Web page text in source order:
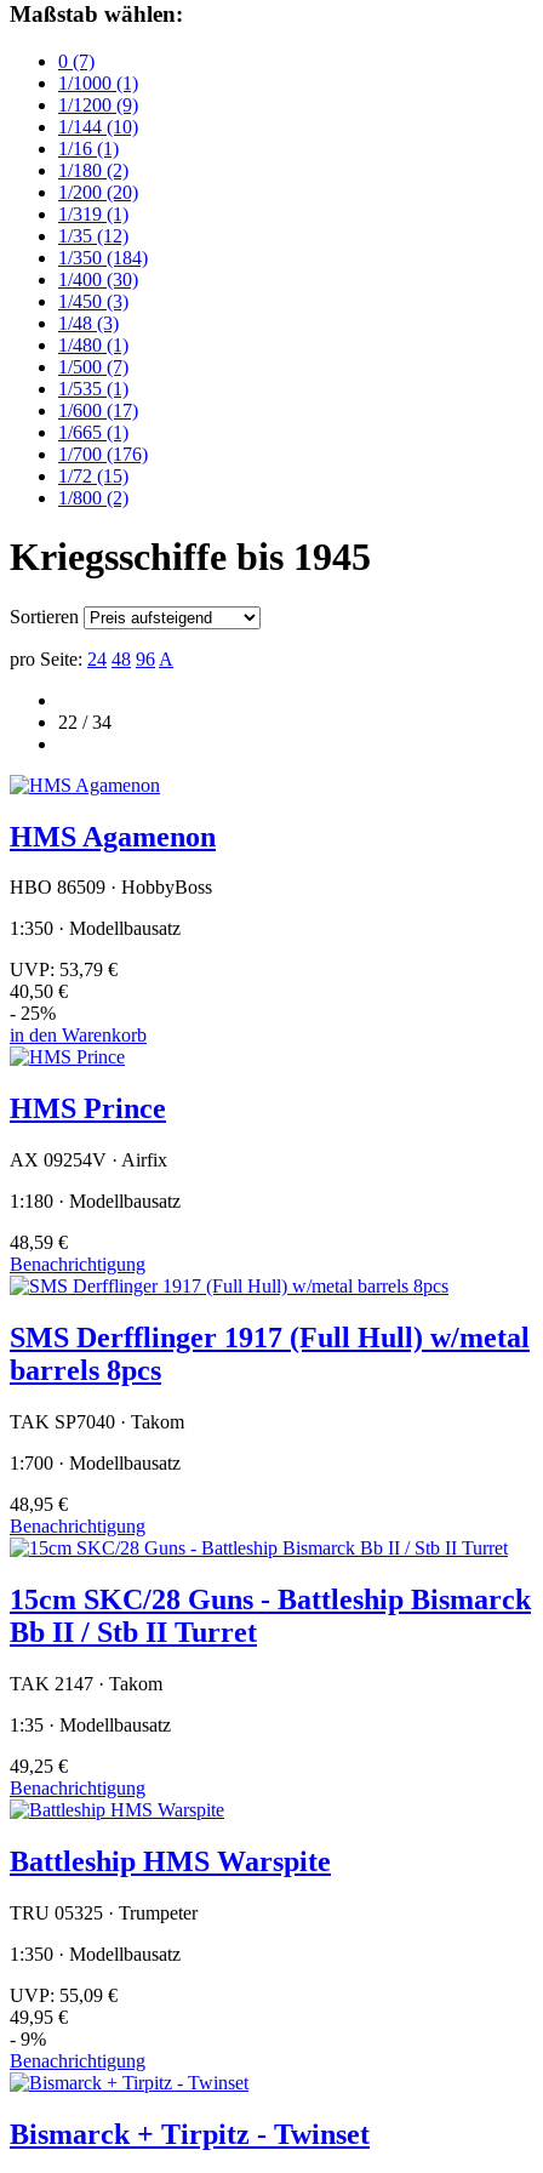
Maßstab wählen:
0 (7)
1/1000 (1)
1/1200 (9)
1/144 (10)
1/16 (1)
1/180 (2)
1/200 (20)
1/319 (1)
1/35 (12)
1/350 (184)
1/400 (30)
1/450 (3)
1/48 (3)
1/480 (1)
1/500 (7)
1/535 (1)
1/600 (17)
1/665 (1)
1/700 (176)
1/72 (15)
1/800 (2)
Kriegsschiffe bis 1945
Sortieren
pro Seite: 24 48 96 A
22 / 34
HMS Agamenon
HBO 86509 · HobbyBoss
1:350 · Modellbausatz
UVP: 53,79 €
40,50 €
- 25%
in den Warenkorb
HMS Prince
AX 09254V · Airfix
1:180 · Modellbausatz
48,59 €
Benachrichtigung
SMS Derfflinger 1917 (Full Hull) w/metal
barrels 8pcs
TAK SP7040 · Takom
1:700 · Modellbausatz
48,95 €
Benachrichtigung
15cm SKC/28 Guns - Battleship Bismarck
Bb II / Stb II Turret
TAK 2147 · Takom
1:35 · Modellbausatz
49,25 €
Benachrichtigung
Battleship HMS Warspite
TRU 05325 · Trumpeter
1:350 · Modellbausatz
UVP: 55,09 €
49,95 €
- 9%
Benachrichtigung
Bismarck + Tirpitz - Twinset